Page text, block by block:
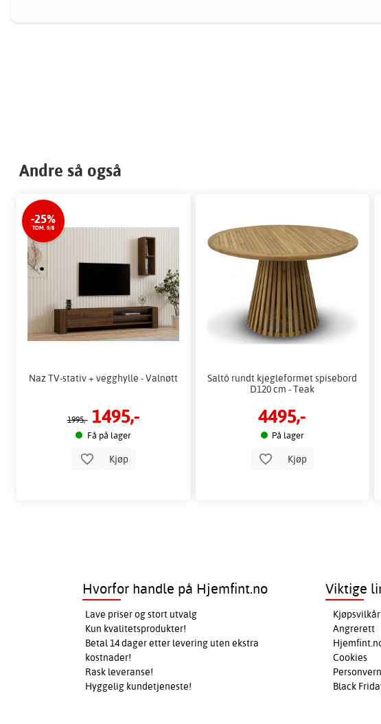
Andre så også
-25%
TOM. 9/8
Naz TV-stativ + vegghylle - Valnøtt
1995,- 1495,-
Få på lager
Kjøp
Saltö rundt kjegleformet spisebord
D120 cm - Teak
4495,-
På lager
Kjøp
Hvorfor handle på Hjemfint.no
Lave priser og stort utvalg
Kun kvalitetsprodukter!
Betal 14 dager etter levering uten ekstra
kostnader!
Rask leveranse!
Hyggelig kundetjeneste!
Viktige
Kjøpsvilkår
Angrerett
Cookies
Black